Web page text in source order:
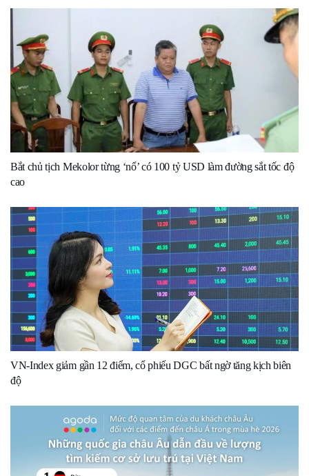
Bắt chủ tịch Mekolor từng ‘nổ’ có 100 tỷ USD làm đường sắt tốc độ
cao
VN-Index giảm gần 12 điểm, cổ phiếu DGC bất ngờ tăng kịch biên
độ